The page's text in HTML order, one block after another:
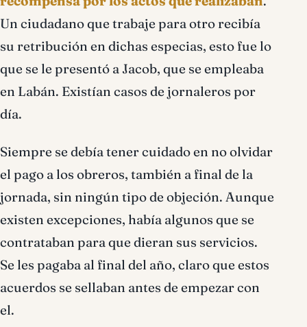
Un ciudadano que trabaje para otro recibía
su retribución en dichas especias, esto fue lo
que se le presentó a Jacob, que se empleaba
en Labán. Existían casos de jornaleros por
día.
Siempre se debía tener cuidado en no olvidar
el pago a los obreros, también a final de la
jornada, sin ningún tipo de objeción. Aunque
existen excepciones, había algunos que se
contrataban para que dieran sus servicios.
Se les pagaba al final del año, claro que estos
acuerdos se sellaban antes de empezar con
el.